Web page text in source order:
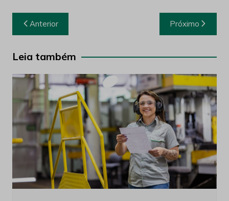
Navegação
de
Post
Anterior Próximo
Leia também